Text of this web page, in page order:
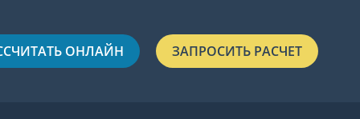
ОНЛАЙН ЗАПРОСИТЬ РАСЧЕТ